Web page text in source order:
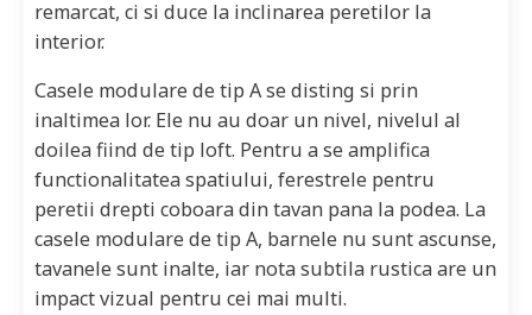
remarcat, ci si duce la inclinarea peretilor la
interior.
Casele modulare de tip A se disting si prin
inaltimea lor. Ele nu au doar un nivel, nivelul al
doilea fiind de tip loft. Pentru a se amplifica
functionalitatea spatiului, ferestrele pentru
peretii drepti coboara din tavan pana la podea. La
casele modulare de tip A, barnele nu sunt ascunse,
tavanele sunt inalte, iar nota subtila rustica are un
impact vizual pentru cei mai multi.